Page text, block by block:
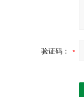
验证码：